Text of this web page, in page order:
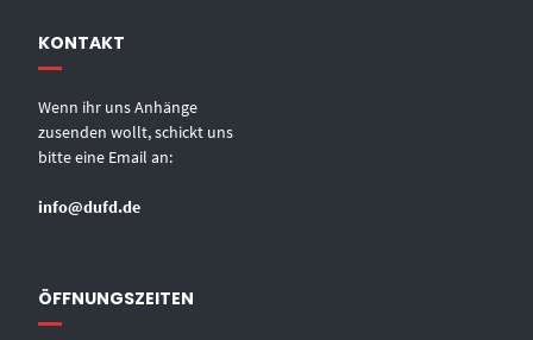
KONTAKT
Wenn ihr uns Anhänge
zusenden wollt, schickt uns
bitte eine Email an:
info@dufd.de
ÖFFNUNGSZEITEN